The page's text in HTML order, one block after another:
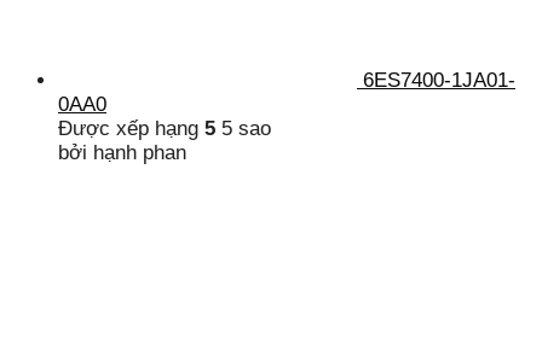
6ES7400-1JA01-
0AA0
Được xếp hạng 5 5 sao
bởi hạnh phan